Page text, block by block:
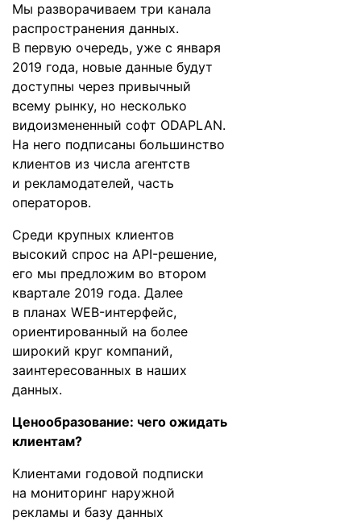
Мы разворачиваем три канала
распространения данных.
В первую очередь, уже с января
2019 года, новые данные будут
доступны через привычный
всему рынку, но несколько
видоизмененный софт ODAPLAN.
На него подписаны большинство
клиентов из числа агентств
и рекламодателей, часть
операторов.
Среди крупных клиентов
высокий спрос на API-решение,
его мы предложим во втором
квартале 2019 года. Далее
в планах WEB-интерфейс,
ориентированный на более
широкий круг компаний,
заинтересованных в наших
данных.
Ценообразование: чего ожидать
клиентам?
Клиентами годовой подписки
на мониторинг наружной
рекламы и базу данных